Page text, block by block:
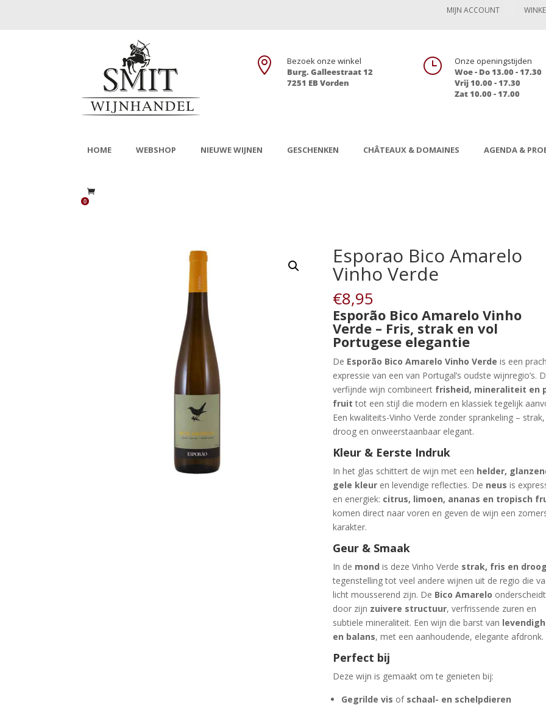
MIJN ACCOUNT

Bezoek onze winkel
Burg. Galleestraat 12
7251 EB Vorden
}
Onze openingstijden
Woe - Do 13.00 - 17.30
Vrij 10.00 - 17.30
Zat 10.00 - 17.00
HOME WEBSHOP NIEUWE WIJNEN GESCHENKEN CHÂTEAUX & DOMAINES AGENDA &
0
Esporao Bico Amarelo
Vinho Verde
€8,95
Esporão Bico Amarelo Vinho
Verde – Fris, strak en vol
Portugese elegantie
De Esporão Bico Amarelo Vinho Verde is een
expressie van een van Portugal’s oudste wijnregio’s.
verfijnde wijn combineert frisheid, mineraliteit en
fruit tot een stijl die modern en klassiek tegelijk
Een kwaliteits-Vinho Verde zonder sprankeling – strak,
droog en onweerstaanbaar elegant.
Kleur & Eerste Indruk
In het glas schittert de wijn met een helder,
gele kleur en levendige reflecties. De neus is
en energiek: citrus, limoen, ananas en tropisch
komen direct naar voren en geven de wijn een
karakter.
Geur & Smaak
In de mond is deze Vinho Verde strak, fris en droog
tegenstelling tot veel andere wijnen uit de regio die
licht mousserend zijn. De Bico Amarelo
door zijn zuivere structuur, verfrissende zuren en
subtiele mineraliteit. Een wijn die barst van
en balans, met een aanhoudende, elegante afdronk.
Perfect bij
Deze wijn is gemaakt om te genieten bij:
Gegrilde vis of schaal- en schelpdieren